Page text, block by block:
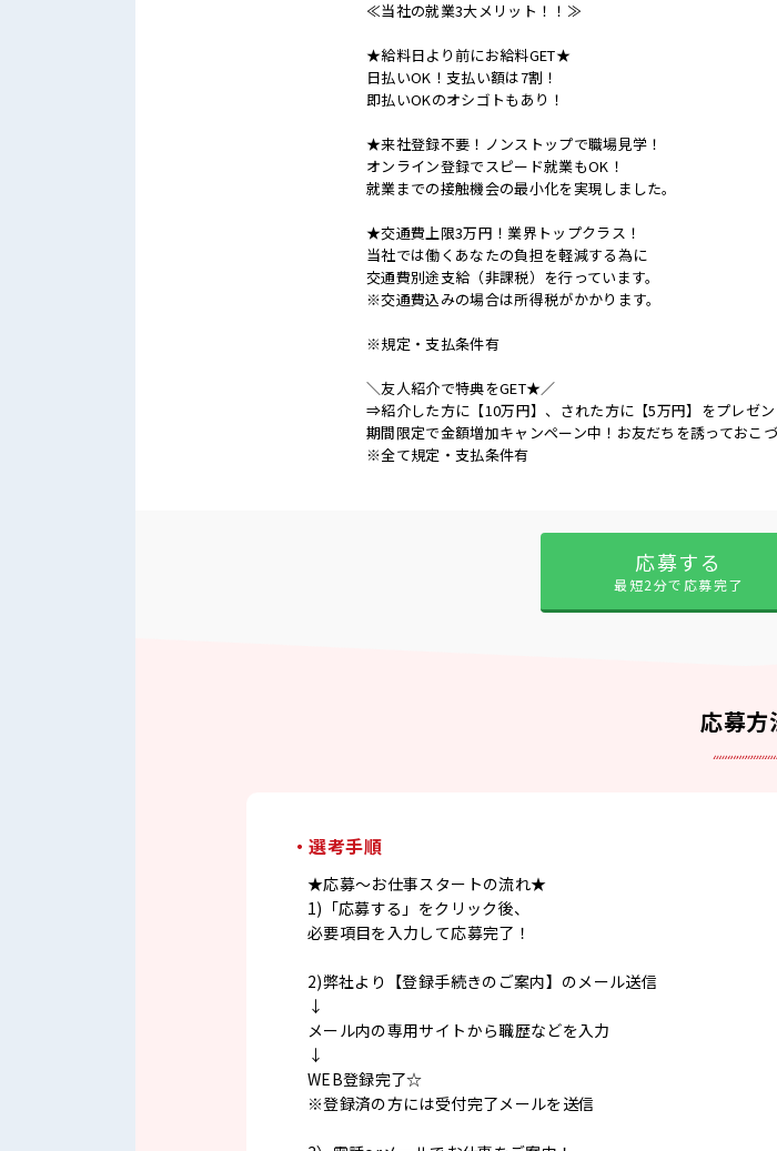
≪当社の就業3大メリット！！≫
★給料日より前にお給料GET★
日払いOK！支払い額は7割！
即払いOKのオシゴトもあり！
★来社登録不要！ノンストップで職場見学！
オンライン登録でスピード就業もOK！
就業までの接触機会の最小化を実現しました。
★交通費上限3万円！業界トップクラス！
当社では働くあなたの負担を軽減する為に
交通費別途支給（非課税）を行っています。
※交通費込みの場合は所得税がかかります。
※規定・支払条件有
＼友人紹介で特典をGET★／
⇒紹介した方に【10万円】、された方に【5万円】をプレゼン
期間限定で金額増加キャンペーン中！お友だちを誘っておこ
※全て規定・支払条件有
応募する
最短2分で応募完了
応募方
・選考手順
★応募～お仕事スタートの流れ★
1)「応募する」をクリック後、
必要項目を入力して応募完了！
2)弊社より【登録手続きのご案内】のメール送信
↓
メール内の専用サイトから職歴などを入力
↓
WEB登録完了☆
※登録済の方には受付完了メールを送信